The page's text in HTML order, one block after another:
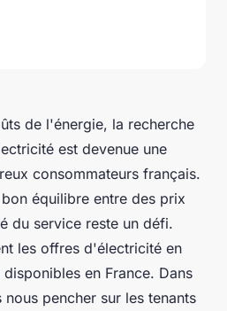
de l'énergie, la recherche
est devenue une
consommateurs français.
équilibre entre des prix
du service reste un défi.
les offres d'électricité en
en France. Dans
pencher sur les tenants